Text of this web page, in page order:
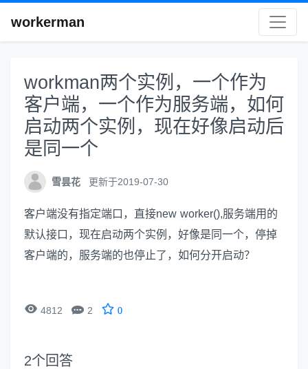
workerman
workman两个实例，一个作为
客户端，一个作为服务端，如何
启动两个实例，现在好像启动后
是同一个
雪昙花 更新于2019-07-30
客户端没有指定端口，直接new worker(),服务端用的
默认接口，现在启动两个实例，好像是同一个，停掉
客户端的，服务端的也停止了，如何分开启动？
 4812  2 0
2个回答